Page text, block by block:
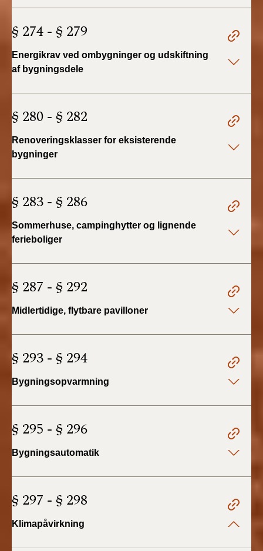
§ 274 - § 279
Energikrav ved ombygninger og udskiftning
af bygningsdele
§ 280 - § 282
Renoveringsklasser for eksisterende
bygninger
§ 283 - § 286
Sommerhuse, campinghytter og lignende
ferieboliger
§ 287 - § 292
Midlertidige, flytbare pavilloner
§ 293 - § 294
Bygningsopvarmning
§ 295 - § 296
Bygningsautomatik
§ 297 - § 298
Klimapåvirkning